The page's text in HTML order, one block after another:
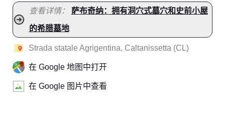
查看详情： 萨布奇纳：拥有洞穴式墓穴和史前小屋
的希腊墓地
Strada statale Agrigentina, Caltanissetta (CL)
在 Google 地图中打开
在 Google 图片中查看